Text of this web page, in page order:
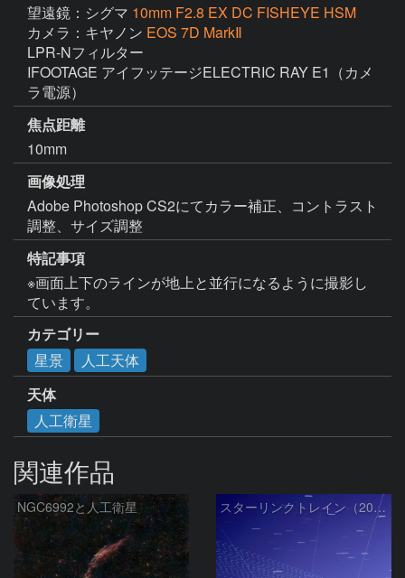
望遠鏡：シグマ 10mm F2.8 EX DC FISHEYE HSM
カメラ：キヤノン EOS 7D MarkⅡ
LPR-Nフィルター
IFOOTAGE アイフッテージELECTRIC RAY E1（カメ
ラ電源）
焦点距離
10mm
画像処理
Adobe Photoshop CS2にてカラー補正、コントラスト
調整、サイズ調整
特記事項
※画面上下のラインが地上と並行になるように撮影し
ています。
カテゴリー
星景
人工天体
天体
人工衛星
関連作品
NGC6992と人工衛星 スターリンクトレイン（2025.12.05）